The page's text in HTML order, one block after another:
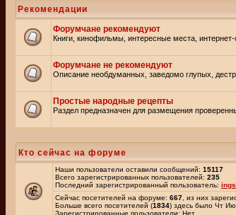
Рекомендации
Форумчане рекомендуют
Книги, кинофильмы, интересные места,
Форумчане не рекомендуют
Описание необдуманных, заведомо глупых,
Простые народные рецепты
Раздел предназначен для размещения
Кто сейчас на форуме
Наши пользователи оставили сообщений: 15117
Всего зарегистрированных пользователей: 235
Последний зарегистрированный пользователь:
Сейчас посетителей на форуме: 667 , из них
Больше всего посетителей (1834) здесь было Чт
Зарегистрированные пользователи: Нет